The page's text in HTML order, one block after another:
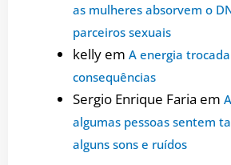
as mulheres absorvem o
parceiros sexuais
kelly em A energia
consequências
Sergio Enrique Faria em
algumas pessoas sentem
alguns sons e ruídos